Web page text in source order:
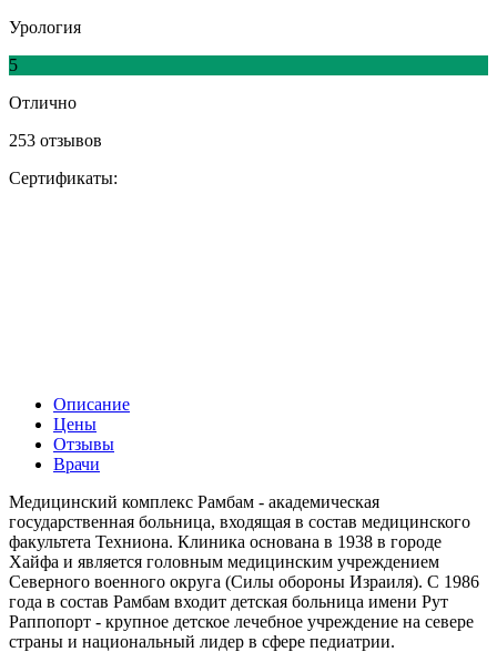
Урология
5
Отлично
253 отзывов
Сертификаты:
Описание
Цены
Отзывы
Врачи
Медицинский комплекс Рамбам - академическая
государственная больница, входящая в состав медицинского
факультета Техниона. Клиника основана в 1938 в городе
Хайфа и является головным медицинским учреждением
Северного военного округа (Силы обороны Израиля). С 1986
года в состав Рамбам входит детская больница имени Рут
Раппопорт - крупное детское лечебное учреждение на севере
страны и национальный лидер в сфере педиатрии.